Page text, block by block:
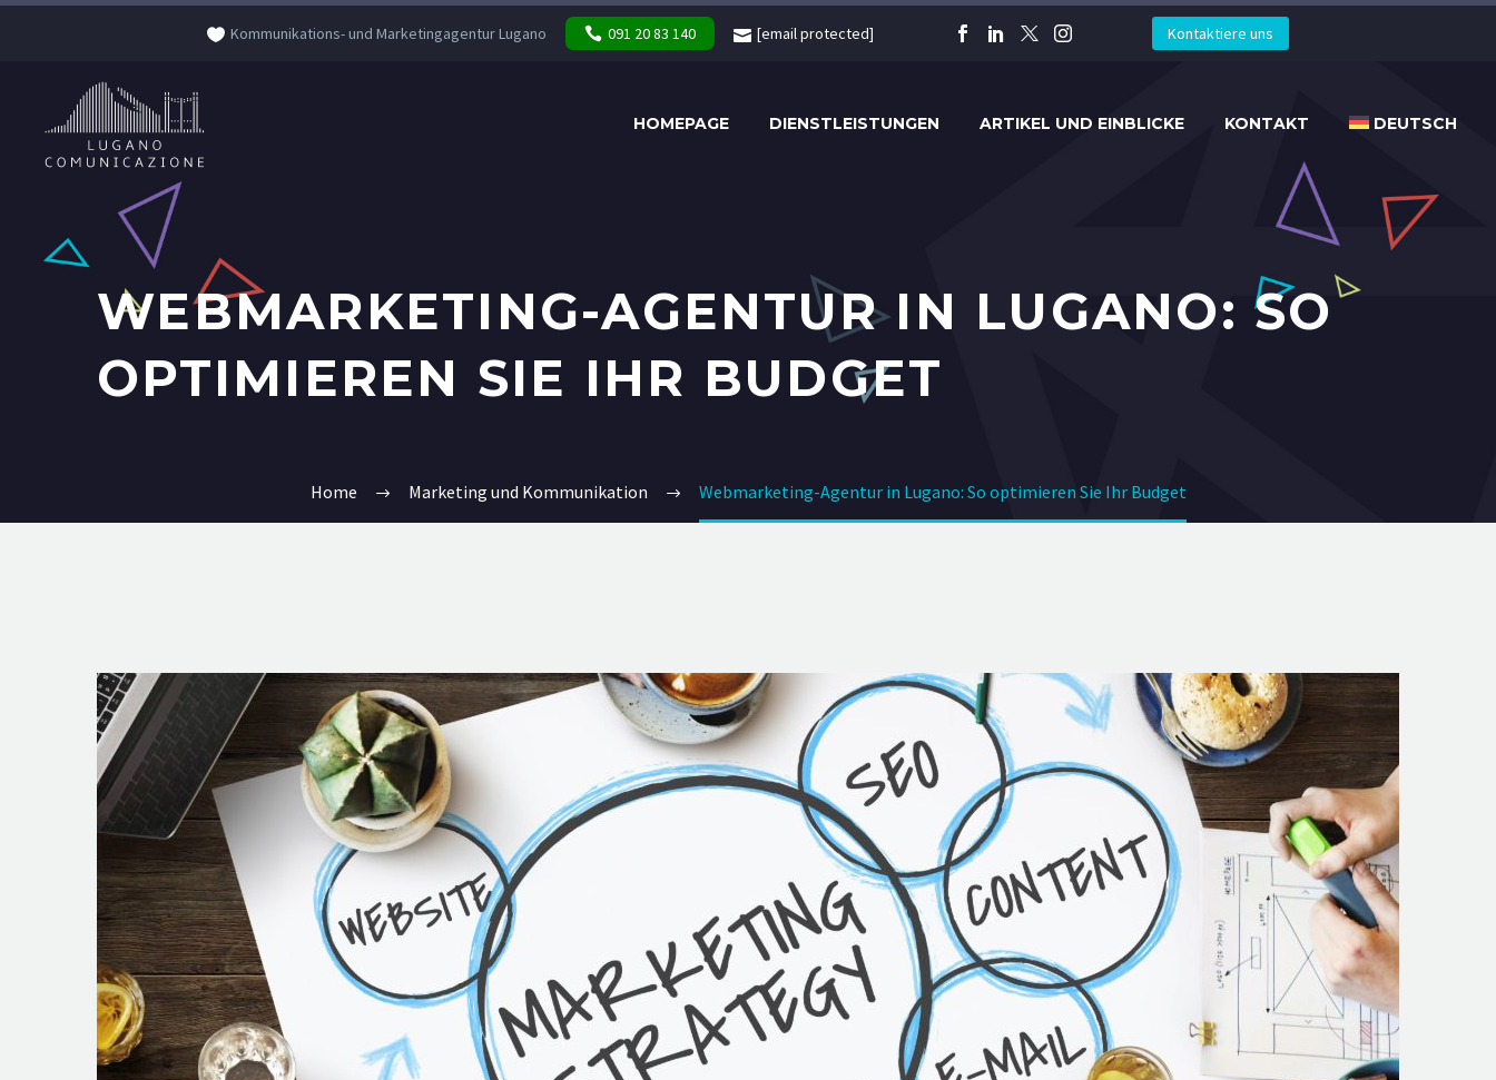
Kommunikations- und Marketingagentur Lugano 091 20 83 140 [email protected] Kontaktiere uns
HOMEPAGE DIENSTLEISTUNGEN ARTIKEL UND EINBLICKE KONTAKT DEUTSCH
WEBMARKETING-AGENTUR IN LUGANO: SO
OPTIMIEREN SIE IHR BUDGET
Home Marketing und Kommunikation Webmarketing-Agentur in Lugano: So optimieren Sie Ihr Budget